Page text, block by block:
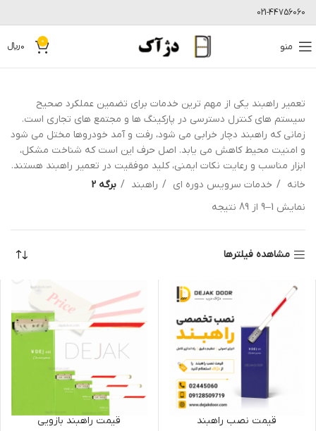
021-44756060
منو 0
0﷼
تعمیر راهبند یکی از مهم ترین خدمات برای تضمین عملکرد صحیح
سیستم های کنترل دسترسی در پارکینگ ها و مجتمع های تجاری است.
زمانی که راهبند دچار خرابی می شود، رفت و آمد خودروها مختل می شود
و امنیت محیط کاهش می یابد. اصل حرف این است که شناخت مشکل،
ابزار مناسب و رعایت نکات ایمنی، کلید موفقیت در تعمیر راهبند هستند.
خانه
خدمات سرویس دوره ای راهبند
برگه 3
نمایش 1–9 از 89 نتیجه
مشاهده فیلترها
قیمت نصب راهبند قیمت راهبند بازویی